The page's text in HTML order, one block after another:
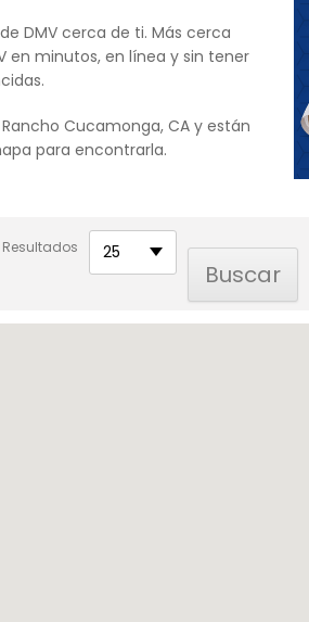
DMV cerca de ti. Más cerca
en minutos, en línea y sin tener
Cucamonga, CA y están
para encontrarla.
Resultados 25